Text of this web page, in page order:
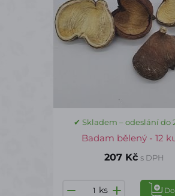
✔ Skladem – odeslání do
Badam bělený - 12
207 Kč s DPH
ks